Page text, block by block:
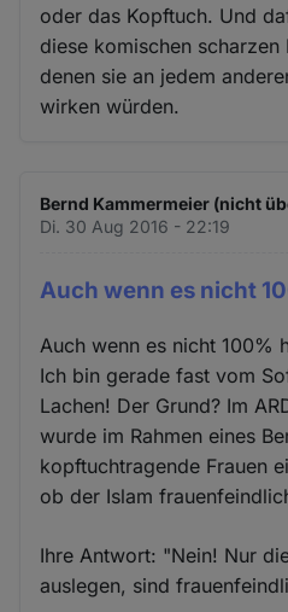
oder das Kopftuch. Und
diese komischen scharzen
denen sie an jedem
wirken würden.
Bernd Kammermeier (nicht
Di. 30 Aug 2016 - 22:19
Auch wenn es nicht
Auch wenn es nicht 100%
Ich bin gerade fast vom
Lachen! Der Grund? Im
wurde im Rahmen eines
kopftuchtragende Frauen
ob der Islam
Ihre Antwort: "Nein! Nur
auslegen, sind